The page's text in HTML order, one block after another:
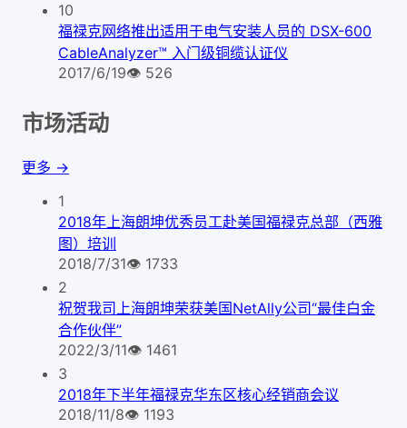
10
福禄克网络推出适用于电气安装人员的 DSX-600
CableAnalyzer™ 入门级铜缆认证仪
2017/6/19👁 526
市场活动
更多 →
1
2018年上海朗坤优秀员工赴美国福禄克总部（西雅
图）培训
2018/7/31👁 1733
2
祝贺我司上海朗坤荣获美国NetAlly公司“最佳白金
合作伙伴”
2022/3/11👁 1461
3
2018年下半年福禄克华东区核心经销商会议
2018/11/8👁 1193